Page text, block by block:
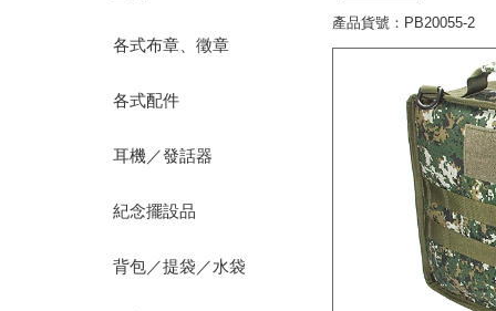
各式布章、徵章
各式配件
耳機／發話器
紀念擺設品
背包／提袋／水袋
產品貨號：PB20055-2